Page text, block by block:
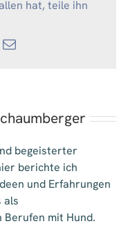
hat, teile ihn
E-
begeisterter
berichte ich
und Erfahrungen
als
mit Hund.